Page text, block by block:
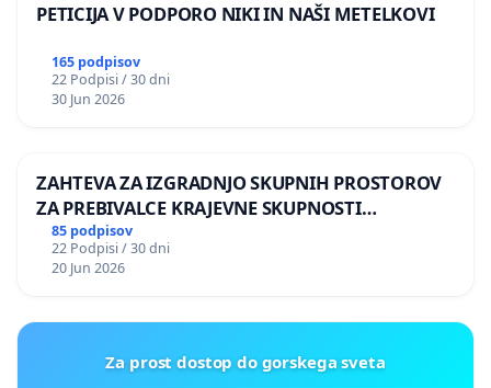
PETICIJA V PODPORO NIKI IN NAŠI METELKOVI
165 podpisov
22 Podpisi / 30 dni
30 Jun 2026
ZAHTEVA ZA IZGRADNJO SKUPNIH PROSTOROV
ZA PREBIVALCE KRAJEVNE SKUPNOSTI
PRESTRANEK
85 podpisov
22 Podpisi / 30 dni
20 Jun 2026
Za prost dostop do gorskega sveta